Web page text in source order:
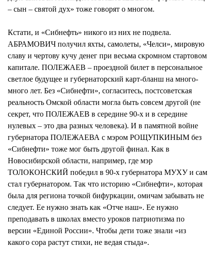
– сын – святой дух» тоже говорят о многом.
Кстати, и «Сибнефть» никого из них не подвела.
АБРАМОВИЧ получил яхты, самолеты, «Челси», мировую
славу и чертову кучу денег при весьма скромном стартовом
капитале. ПОЛЕЖАЕВ – проездной билет в персональное
светлое будущее и губернаторский карт-бланш на много-
много лет. Без «Сибнефти», согласитесь, постсоветская
реальность Омской области могла быть совсем другой (не
секрет, что ПОЛЕЖАЕВ в середине 90-х и в середине
нулевых – это два разных человека). И в памятной войне
губернатора ПОЛЕЖАЕВА с мэром РОЩУПКИНЫМ без
«Сибнефти» тоже мог быть другой финал. Как в
Новосибирской области, например, где мэр
ТОЛОКОНСКИЙ победил в 90-х губернатора МУХУ и сам
стал губернатором. Так что историю «Сибнефти», которая
была для региона точкой бифуркации, омичам забывать не
следует. Ее нужно знать как «Отче наш». Ее нужно
преподавать в школах вместо уроков патриотизма по
версии «Единой России». Чтобы дети тоже знали «из
какого сора растут стихи, не ведая стыда».